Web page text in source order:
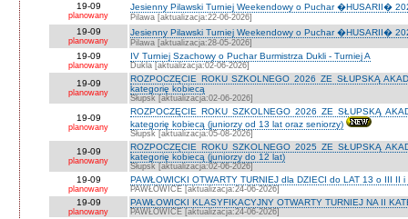
19-09
planowany
Jesienny Pilawski Turniej Weekendowy o Puchar �HUSARII�
Pilawa [aktualizacja:22-06-2026]
19-09
planowany
Jesienny Pilawski Turniej Weekendowy o Puchar �HUSARII�
Pilawa [aktualizacja:28-05-2026]
19-09
planowany
IV Turniej Szachowy o Puchar Burmistrza Dukli - Turniej A
Dukla [aktualizacja:02-06-2026]
19-09
planowany
ROZPOCZĘCIE ROKU SZKOLNEGO 2026 ZE SŁUPSKĄ
kategorię kobiecą
Słupsk [aktualizacja:02-06-2026]
19-09
planowany
ROZPOCZĘCIE ROKU SZKOLNEGO 2026 ZE SŁUPSKĄ
kategorię kobiecą (juniorzy od 13 lat oraz seniorzy)
Słupsk [aktualizacja:05-08-2026]
19-09
planowany
ROZPOCZĘCIE ROKU SZKOLNEGO 2025 ZE SŁUPSKĄ
kategorię kobiecą (juniorzy do 12 lat)
Słupsk [aktualizacja:02-06-2026]
19-09
planowany
PAWŁOWICKI OTWARTY TURNIEJ dla DZIECI do LAT 13 o III II
PAWŁOWICE [aktualizacja:24-06-2026]
19-09
planowany
PAWŁOWICKI KLASYFIKACYJNY OTWARTY TURNIEJ NA II
PAWŁOWICE [aktualizacja:24-06-2026]